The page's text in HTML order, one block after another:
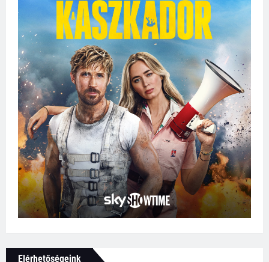
Elérhetőségeink